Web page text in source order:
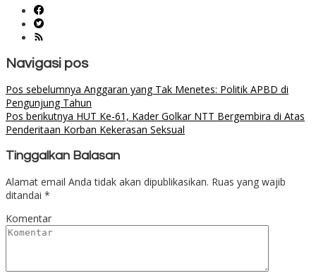
Navigasi pos
Pos sebelumnya Anggaran yang Tak Menetes: Politik APBD di
Pengunjung Tahun
Pos berikutnya HUT Ke-61, Kader Golkar NTT Bergembira di Atas
Penderitaan Korban Kekerasan Seksual
Tinggalkan Balasan
Alamat email Anda tidak akan dipublikasikan. Ruas yang wajib
ditandai *
Komentar